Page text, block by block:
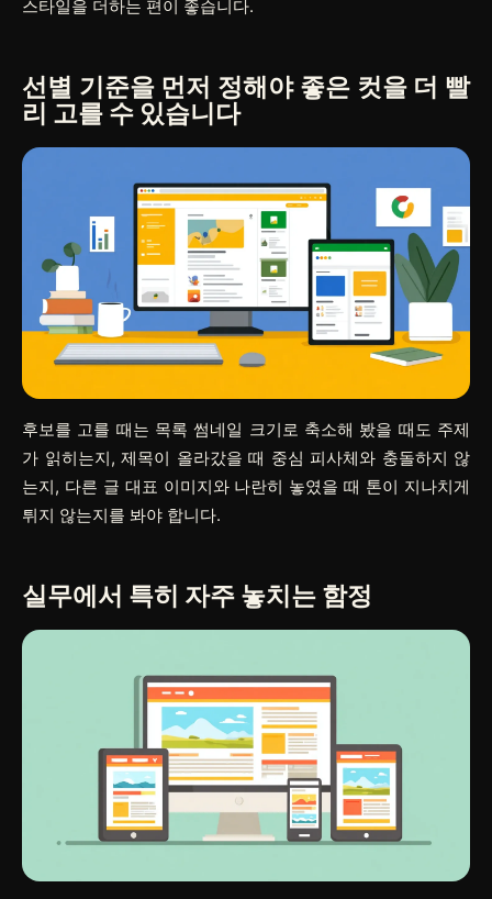
스타일을 더하는 편이 좋습니다.
선별 기준을 먼저 정해야 좋은 컷을 더 빨
리 고를 수 있습니다
후보를 고를 때는 목록 썸네일 크기로 축소해 봤을 때도 주제
가 읽히는지, 제목이 올라갔을 때 중심 피사체와 충돌하지 않
는지, 다른 글 대표 이미지와 나란히 놓였을 때 톤이 지나치게
튀지 않는지를 봐야 합니다.
실무에서 특히 자주 놓치는 함정